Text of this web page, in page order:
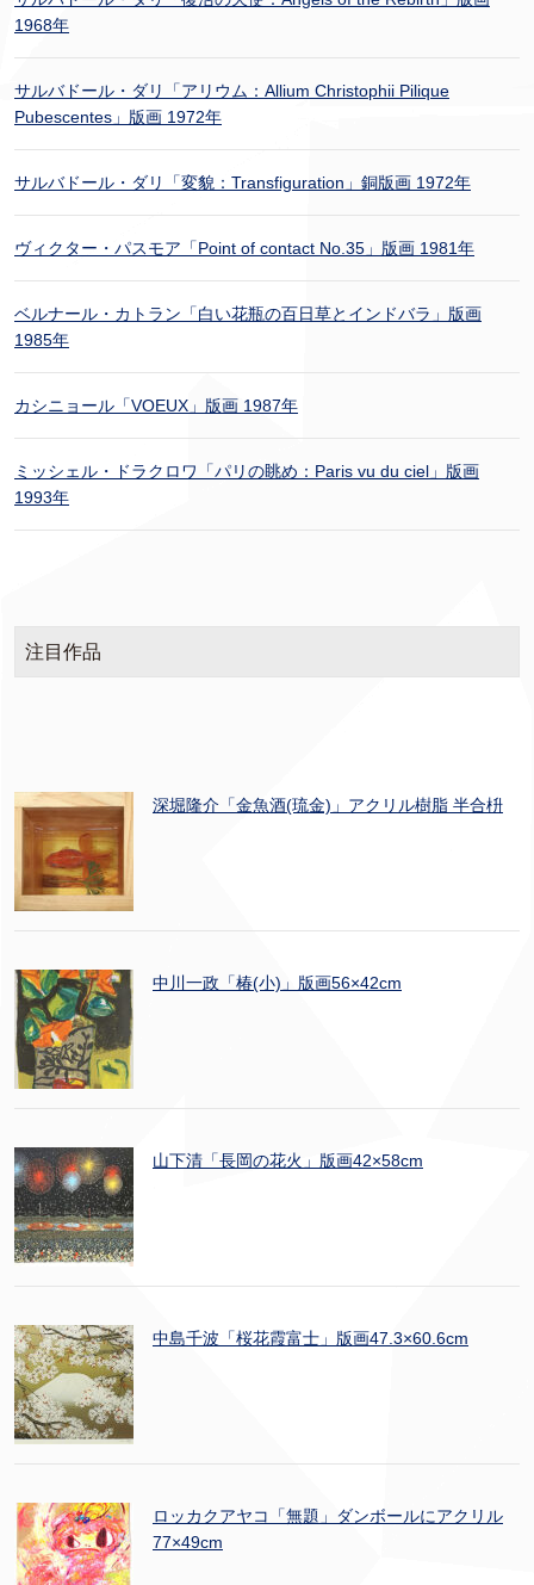
1968年
サルバドール・ダリ「アリウム：Allium Christophii Pilique
Pubescentes」版画 1972年
サルバドール・ダリ「変貌：Transfiguration」銅版画 1972年
ヴィクター・パスモア「Point of contact No.35」版画 1981年
ベルナール・カトラン「白い花瓶の百日草とインドバラ」版画
1985年
カシニョール「VOEUX」版画 1987年
ミッシェル・ドラクロワ「パリの眺め：Paris vu du ciel」版画
1993年
注目作品
深堀隆介「金魚酒(琉金)」アクリル樹脂 半合枡
中川一政「椿(小)」版画56×42cm
山下清「長岡の花火」版画42×58cm
中島千波「桜花霞富士」版画47.3×60.6cm
ロッカクアヤコ「無題」ダンボールにアクリル
77×49cm